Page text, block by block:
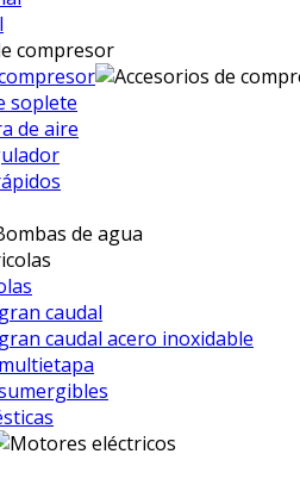
soplete
de aire
caudal
caudal acero inoxidable